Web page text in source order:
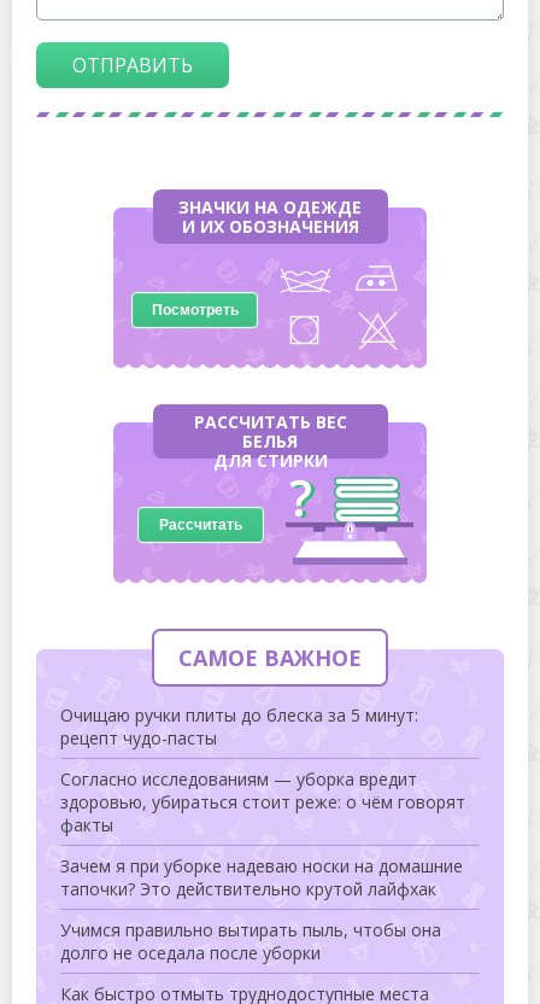
ОТПРАВИТЬ
ЗНАЧКИ НА ОДЕЖДЕ
И ИХ ОБОЗНАЧЕНИЯ
Посмотреть
РАССЧИТАТЬ ВЕС
БЕЛЬЯ
ДЛЯ СТИРКИ
Рассчитать
САМОЕ ВАЖНОЕ
Очищаю ручки плиты до блеска за 5 минут:
рецепт чудо-пасты
Согласно исследованиям — уборка вредит
здоровью, убираться стоит реже: о чём говорят
факты
Зачем я при уборке надеваю носки на домашние
тапочки? Это действительно крутой лайфхак
Учимся правильно вытирать пыль, чтобы она
долго не оседала после уборки
Как быстро отмыть труднодоступные места